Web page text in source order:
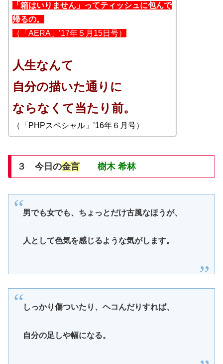
「箱はいりません」ってティッシュに包んで
帰るの。
（「AERA」’17年５月15日号）
人生なんて
自分の描いた通りに
ならなくて当たり前。
（「PHPスペシャル」’16年６月号）
３ 今日の金言 樹木 希林
男でも女でも、ちょっとだけ古風なほうが、
人として色気を感じるような気がします。
しっかり傷ついたり、ヘコんだりすれば、
自分の足しや幅になる。